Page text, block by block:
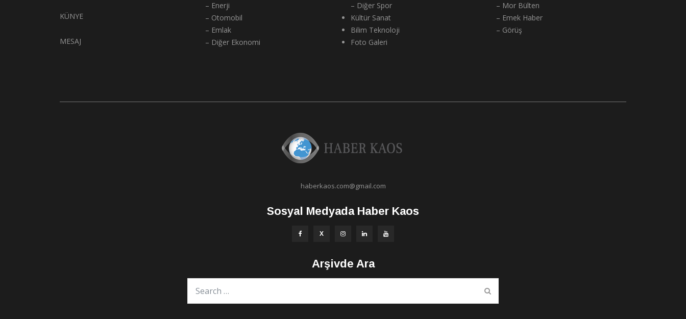
KÜNYE
MESAJ
– Enerji
– Otomobil
– Emlak
– Diğer Ekonomi
– Diğer Spor
Kültür Sanat
Bilim Teknoloji
Foto Galeri
– Mor Bülten
– Emek Haber
– Görüş
haberkaos.com@gmail.com
Sosyal Medyada Haber Kaos
Arşivde Ara